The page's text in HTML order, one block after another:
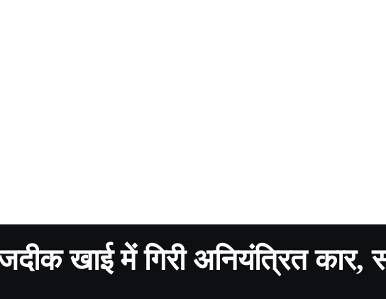
खाई में गिरी अनियंत्रित कार,